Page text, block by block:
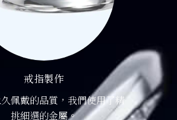
戒指製作
佩戴的品質，我們使用了精
挑細選的金屬。